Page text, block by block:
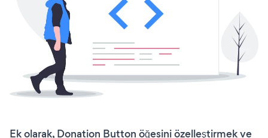
Ek olarak, Donation Button öğesini özelleştirmek ve